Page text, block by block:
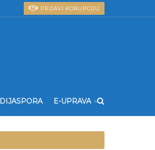
PRIJAVI KORUPCIJU
DIJASPORA E-UPRAVA